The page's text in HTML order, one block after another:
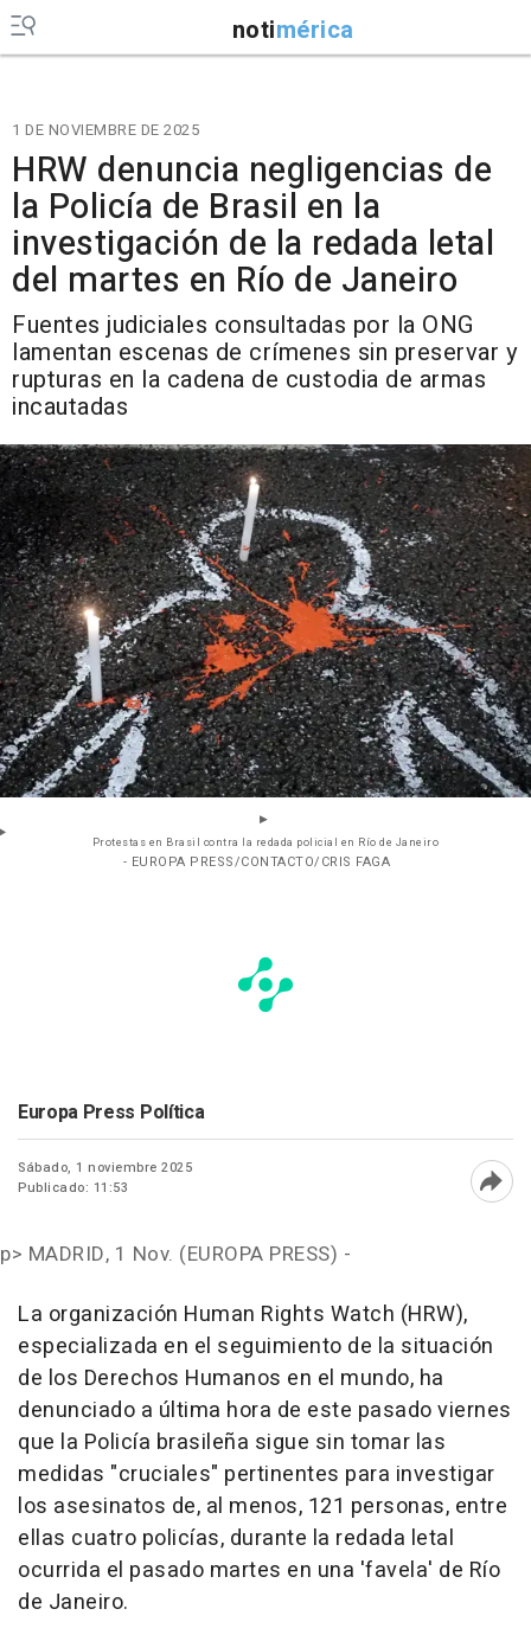
notimérica
1 DE NOVIEMBRE DE 2025
HRW denuncia negligencias de
la Policía de Brasil en la
investigación de la redada letal
del martes en Río de Janeiro
Fuentes judiciales consultadas por la ONG
lamentan escenas de crímenes sin preservar y
rupturas en la cadena de custodia de armas
incautadas
Protestas en Brasil contra la redada policial en Río de Janeiro
- EUROPA PRESS/CONTACTO/CRIS FAGA
Europa Press Política
Sábado, 1 noviembre 2025
Publicado: 11:53
p> MADRID, 1 Nov. (EUROPA PRESS) -
La organización Human Rights Watch (HRW),
especializada en el seguimiento de la situación
de los Derechos Humanos en el mundo, ha
denunciado a última hora de este pasado viernes
que la Policía brasileña sigue sin tomar las
medidas "cruciales" pertinentes para investigar
los asesinatos de, al menos, 121 personas, entre
ellas cuatro policías, durante la redada letal
ocurrida el pasado martes en una 'favela' de Río
de Janeiro.